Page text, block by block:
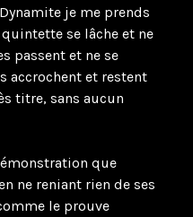
je me prends
se lâche et ne
passent et ne se
accrochent et restent
titre, sans aucun
que
ne reniant rien de ses
le prouve